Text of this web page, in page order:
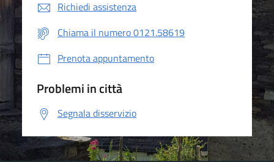
Richiedi assistenza
Chiama il numero 0121.58619
Prenota appuntamento
Problemi in città
Segnala disservizio